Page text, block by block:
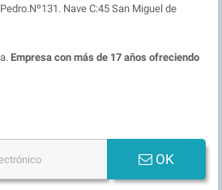
Nave C:45 San Miguel de
Empresa con más de 17 años ofreciendo
OK